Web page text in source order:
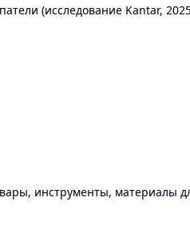
(исследование Kantar,
инструменты, материалы